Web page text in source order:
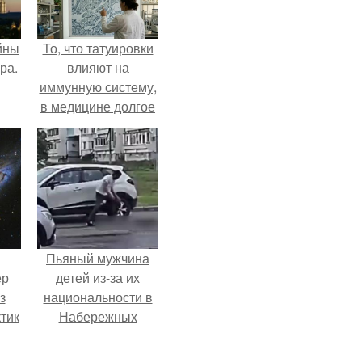
То, что татуировки
влияют на
иммунную систему,
в медицине долгое
время
рассматривалось
лишь как гипотеза.
Пьяный мужчина
детей из-за их
национальности в
Набережных